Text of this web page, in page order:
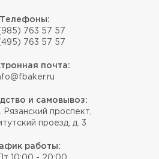
Телефоны:
763 57 57
763 57 57
почта:
и самовывоз:
Рязанский проспект,
проезд, д. 3
работы:
10:00 - 20:00